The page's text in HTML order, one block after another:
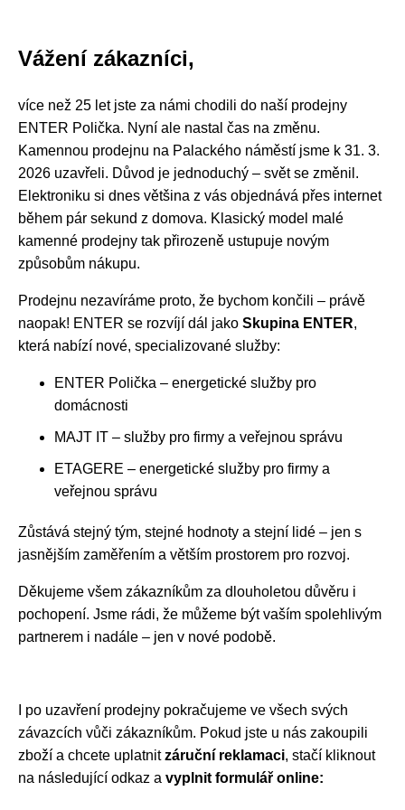
Vážení zákazníci,
více než 25 let jste za námi chodili do naší prodejny
ENTER Polička. Nyní ale nastal čas na změnu.
Kamennou prodejnu na Palackého náměstí jsme k 31. 3.
2026 uzavřeli. Důvod je jednoduchý – svět se změnil.
Elektroniku si dnes většina z vás objednává přes internet
během pár sekund z domova. Klasický model malé
kamenné prodejny tak přirozeně ustupuje novým
způsobům nákupu.
Prodejnu nezavíráme proto, že bychom končili – právě
naopak! ENTER se rozvíjí dál jako Skupina ENTER,
která nabízí nové, specializované služby:
ENTER Polička – energetické služby pro
domácnosti
MAJT IT – služby pro firmy a veřejnou správu
ETAGERE – energetické služby pro firmy a
veřejnou správu
Zůstává stejný tým, stejné hodnoty a stejní lidé – jen s
jasnějším zaměřením a větším prostorem pro rozvoj.
Děkujeme všem zákazníkům za dlouholetou důvěru i
pochopení. Jsme rádi, že můžeme být vaším spolehlivým
partnerem i nadále – jen v nové podobě.
I po uzavření prodejny pokračujeme ve všech svých
závazcích vůči zákazníkům. Pokud jste u nás zakoupili
zboží a chcete uplatnitzáruční reklamaci, stačí kliknout
na následující odkaz a vyplnit formulář online: